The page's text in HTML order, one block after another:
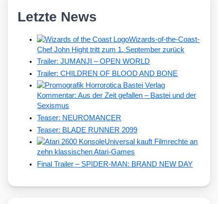
Letzte News
Wizards-of-the-Coast-
Chef John Hight tritt zum 1. September zurück
Trailer: JUMANJI – OPEN WORLD
Trailer: CHILDREN OF BLOOD AND BONE
Kommentar: Aus der Zeit gefallen – Bastei und der
Sexismus
Teaser: NEUROMANCER
Teaser: BLADE RUNNER 2099
Universal kauft Filmrechte an
zehn klassischen Atari-Games
Final Trailer – SPIDER-MAN: BRAND NEW DAY